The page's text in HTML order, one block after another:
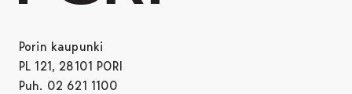
Porin kaupunki
PL 121, 28101 PORI
Puh. 02 621 1100